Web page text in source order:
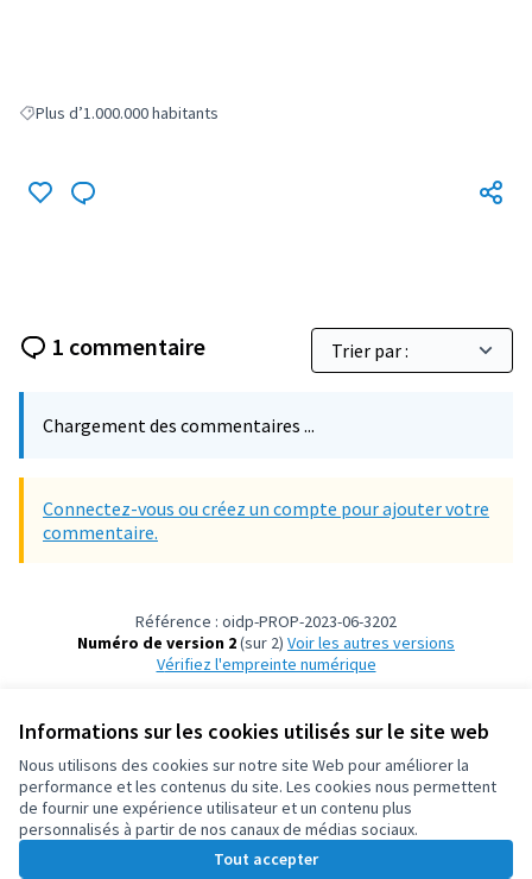
Informations sur les cookies utilisés sur le site web
Nous utilisons des cookies sur notre site Web pour améliorer la
performance et les contenus du site. Les cookies nous permettent
de fournir une expérience utilisateur et un contenu plus
personnalisés à partir de nos canaux de médias sociaux.
Tout accepter
Filter results for: Plus d’1.000.000 habitants
Plus d’1.000.000 habitants
1 commentaire
Chargement des commentaires ...
Connectez-vous ou créez un compte pour ajouter votre
commentaire.
Référence : oidp-PROP-2023-06-3202
Numéro de version 2(sur 2)
voir les autres versions
Vérifiez l'empreinte numérique
Conditions d'utilisation
Paramètres des cookies
OIDP sur X
(Lien externe)
OIDP sur Facebook
(Lien externe)
OIDP sur YouTube
(Lien externe)
Français
Choose languageChoisir la langueElegir el idioma